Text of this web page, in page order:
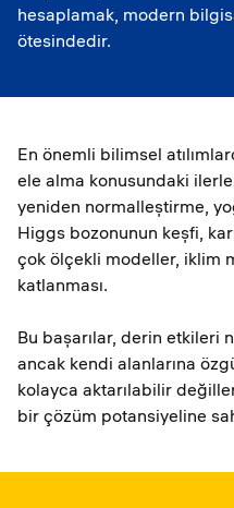
hesaplamak, modern
ötesindedir.
En önemli bilimsel
ele alma konusundaki
yeniden normalleştirme,
Higgs bozonunun keşfi,
çok ölçekli modeller, iklim
katlanması.
Bu başarılar, derin etkileri
ancak kendi alanlarına
kolayca aktarılabilir
bir çözüm potansiyeline